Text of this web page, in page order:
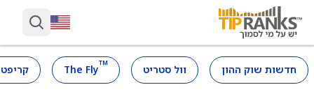
חדשות שוק ההון וול סטריט ™
The Fly